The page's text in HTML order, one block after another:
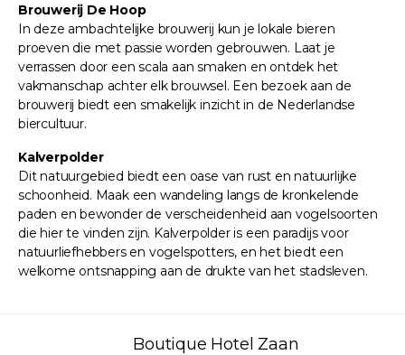
Brouwerij De Hoop
In deze ambachtelijke brouwerij kun je lokale bieren
proeven die met passie worden gebrouwen. Laat je
verrassen door een scala aan smaken en ontdek het
vakmanschap achter elk brouwsel. Een bezoek aan de
brouwerij biedt een smakelijk inzicht in de Nederlandse
biercultuur.
Kalverpolder
Dit natuurgebied biedt een oase van rust en natuurlijke
schoonheid. Maak een wandeling langs de kronkelende
paden en bewonder de verscheidenheid aan vogelsoorten
die hier te vinden zijn. Kalverpolder is een paradijs voor
natuurliefhebbers en vogelspotters, en het biedt een
welkome ontsnapping aan de drukte van het stadsleven.
Boutique Hotel Zaan